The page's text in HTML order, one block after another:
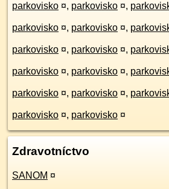
parkovisko ¤, parkovisko ¤,
parkovisko ¤, parkovisko ¤,
parkovisko ¤, parkovisko ¤,
parkovisko ¤, parkovisko ¤,
parkovisko ¤, parkovisko ¤,
parkovisko ¤, parkovisko ¤
Zdravotníctvo
SANOM ¤